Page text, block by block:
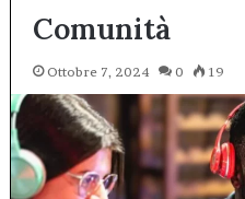
Comunità
Ottobre 7, 2024 0 19